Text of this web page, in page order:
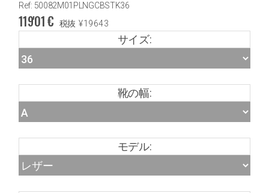
Ref: 50082M01PLNGCBSTK36
119'01€ 税抜 ¥19643
サイズ:
靴の幅:
モデル: